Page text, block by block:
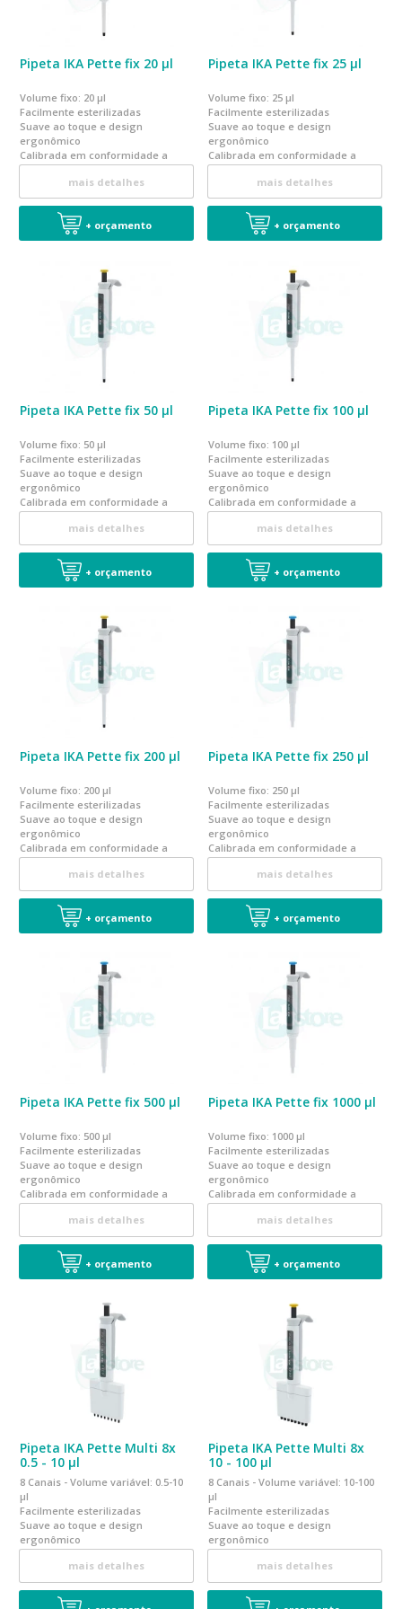
Pipeta IKA Pette fix 20 µl
Volume fixo: 20 µl
Facilmente esterilizadas
Suave ao toque e design
ergonômico
Calibrada em conformidade a
norma EN ISO 8655
mais detalhes
+ orçamento
Pipeta IKA Pette fix 25 µl
Volume fixo: 25 µl
Facilmente esterilizadas
Suave ao toque e design
ergonômico
Calibrada em conformidade a
norma EN ISO 8655
mais detalhes
+ orçamento
Pipeta IKA Pette fix 50 µl
Volume fixo: 50 µl
Facilmente esterilizadas
Suave ao toque e design
ergonômico
Calibrada em conformidade a
norma EN ISO 8655
mais detalhes
+ orçamento
Pipeta IKA Pette fix 100 µl
Volume fixo: 100 µl
Facilmente esterilizadas
Suave ao toque e design
ergonômico
Calibrada em conformidade a
norma EN ISO 8655
mais detalhes
+ orçamento
Pipeta IKA Pette fix 200 µl
Volume fixo: 200 µl
Facilmente esterilizadas
Suave ao toque e design
ergonômico
Calibrada em conformidade a
norma EN ISO 8655
mais detalhes
+ orçamento
Pipeta IKA Pette fix 250 µl
Volume fixo: 250 µl
Facilmente esterilizadas
Suave ao toque e design
ergonômico
Calibrada em conformidade a
norma EN ISO 8655
mais detalhes
+ orçamento
Pipeta IKA Pette fix 500 µl
Volume fixo: 500 µl
Facilmente esterilizadas
Suave ao toque e design
ergonômico
Calibrada em conformidade a
norma EN ISO 8655
mais detalhes
+ orçamento
Pipeta IKA Pette fix 1000 µl
Volume fixo: 1000 µl
Facilmente esterilizadas
Suave ao toque e design
ergonômico
Calibrada em conformidade a
norma EN ISO 8655
mais detalhes
+ orçamento
Pipeta IKA Pette Multi 8x
0.5 - 10 µl
8 Canais - Volume variável: 0.5-10
µl
Facilmente esterilizadas
Suave ao toque e design
ergonômico
Calibrada em conformidade a
norma EN ISO 8655
mais detalhes
Pipeta IKA Pette Multi 8x
10 - 100 µl
8 Canais - Volume variável: 10-100
µl
Facilmente esterilizadas
Suave ao toque e design
ergonômico
Calibrada em conformidade a
norma EN ISO 8655
mais detalhes